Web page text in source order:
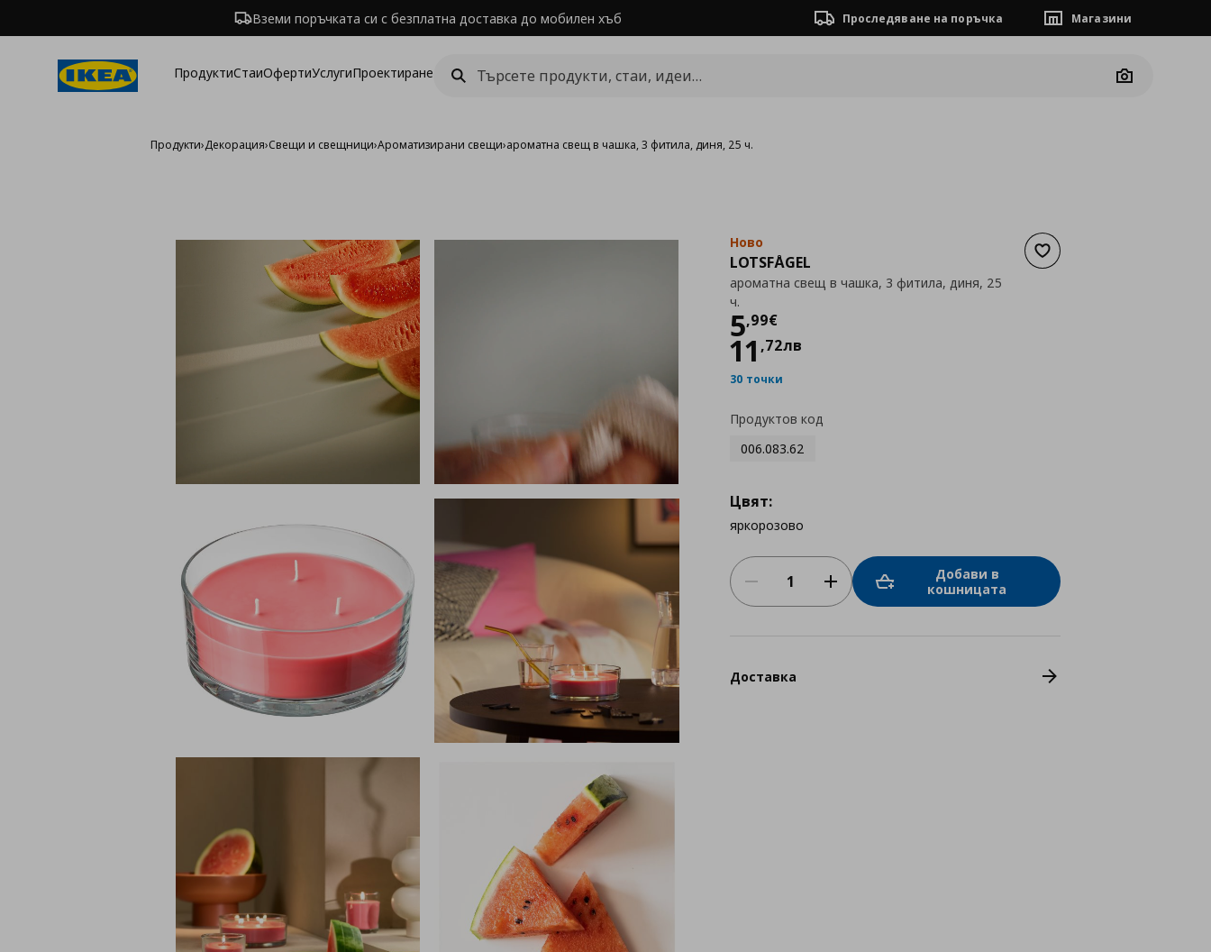
Вземи поръчката си с безплатна доставка до мобилен хъб Проследяване на поръчка Магазини
ПродуктиСтаиОфертиУслугиПроектиране
Camera
Продукти›Декорация›Свещи и свещници›Ароматизирани свещи›ароматна свещ в чашка, 3 фитила, диня, 25 ч.
Добави към списъка с
Ново
LOTSFÅGEL
ароматна свещ в чашка, 3 фитила, диня, 25
ч.
5,99€
Цена
11 ,72лв
30 точки
Продуктов код
006.083.62
Цвят:
яркорозово
Добави в
кошницата
Доставка